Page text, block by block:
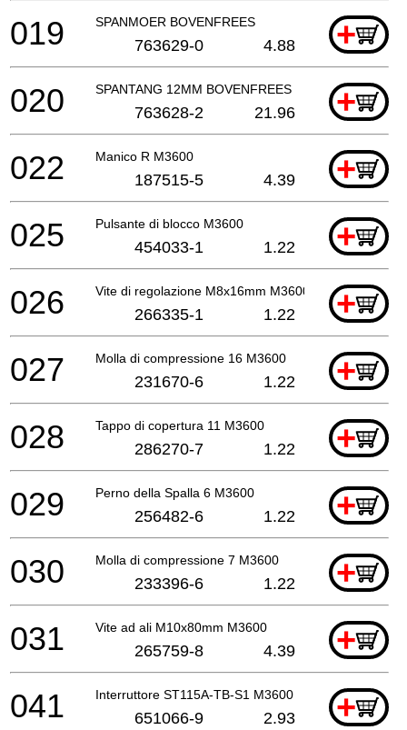
SPANMOER BOVENFREES +
019 763629-0 4.88
SPANTANG 12MM BOVENFREES +
020 763628-2 21.96
Manico R M3600 +
022 187515-5 4.39
Pulsante di blocco M3600 +
025 454033-1 1.22
Vite di regolazione M8x16mm M3600 +
026 266335-1 1.22
Molla di compressione 16 M3600 +
027 231670-6 1.22
Tappo di copertura 11 M3600 +
028 286270-7 1.22
Perno della Spalla 6 M3600 +
029 256482-6 1.22
Molla di compressione 7 M3600 +
030 233396-6 1.22
Vite ad ali M10x80mm M3600 +
031 265759-8 4.39
Interruttore ST115A-TB-S1 M3600 +
041 651066-9 2.93